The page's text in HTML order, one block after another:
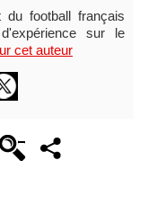
du football français
sur le
cet auteur